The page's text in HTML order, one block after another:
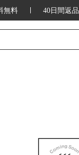
無料 40日間返